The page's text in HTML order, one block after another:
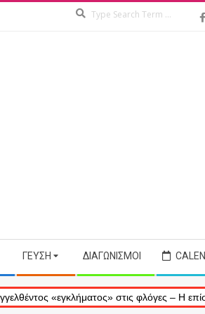
ΓΕΎΣΗ ΔΙΑΓΩΝΙΣΜΟΊ
στις φλόγες – Η επίσημη